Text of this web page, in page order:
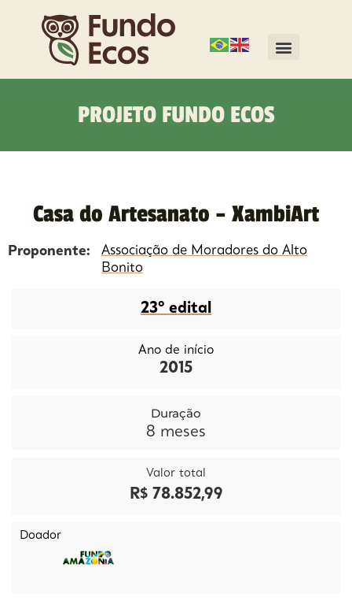
PROJETO FUNDO ECOS
Casa do Artesanato – XambiArt
Proponente: Associação de Moradores do Alto
Bonito
23º edital
Ano de início
2015
Duração
8 meses
Valor total
R$ 78.852,99
Doador